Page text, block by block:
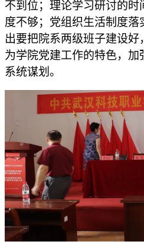
不到位； 理论学习研讨的时
度不够； 党组织生活制度落
出要把院系两级班子建设好
为学院党建工作的特色，加
系统谋划。